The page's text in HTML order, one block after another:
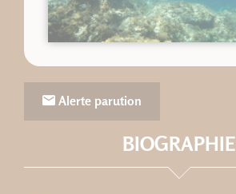
Alerte parution
BIOGRAPHIE